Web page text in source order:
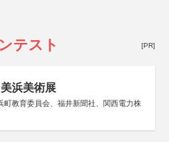
テスト [PR]
浜美術展
町教育委員会、福井新聞社、関西電力株